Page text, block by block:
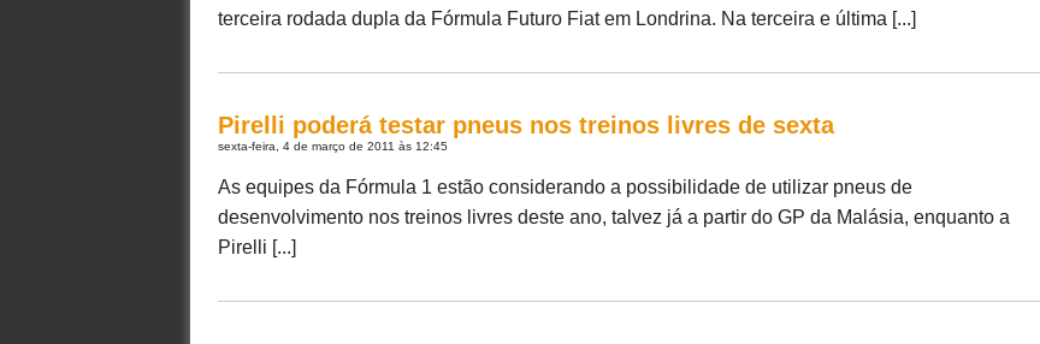
terceira rodada dupla da Fórmula Futuro Fiat em Londrina. Na terceira e última [...]
Pirelli poderá testar pneus nos treinos livres de sexta
sexta-feira, 4 de março de 2011 às 12:45
As equipes da Fórmula 1 estão considerando a possibilidade de utilizar pneus de
desenvolvimento nos treinos livres deste ano, talvez já a partir do GP da Malásia, enquanto a
Pirelli [...]